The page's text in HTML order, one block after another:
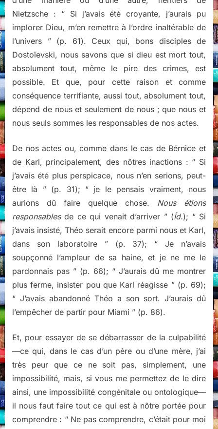
Nietzsche : “ Si j’avais été croyante, j’aurais pu
implorer Dieu, m’en remettre à l’ordre inaltérable de
l’univers ” (p. 61). Ceux qui, bons disciples de
Dostoïevski, nous savons que si dieu est mort tout,
absolument tout, même le pire des crimes, est
possible. Et que, pour cette raison et comme
conséquence terrifiante, aussi tout, absolument tout,
dépend de nous et seulement de nous ; que nous et
nous seuls sommes les responsables de nos actes.
De nos actes ou, comme dans le cas de Bérnice et
de Karl, principalement, des nôtres inactions : “ Si
j’avais été plus perspicace, nous n’en serions, peut-
être là ” (p. 31); “ je le pensais vraiment, nous
aurions dû faire quelque chose. Nous étions
responsablesde ce qui venait d’arriver ” (Íd.); “ Si
j’avais insisté, Théo serait encore parmi nous et Karl,
dans son laboratoire ” (p. 37); “ Je n’avais
soupçonné l’ampleur de sa haine, et je ne me le
pardonnais pas ” (p. 66); “ J’aurais dû me montrer
plus ferme, insister pou que Karl réagisse ” (p. 69);
“ J’avais abandonné Théo a son sort. J’aurais dû
l’empêcher de partir pour Miami ” (p. 86).
Et, pour essayer de se débarrasser de la culpabilité
—ce qui, dans le cas d’un père ou d’une mère, j’ai
très peur que ce ne soit pas, simplement, une
impossibilité, mais, si vous me permettez de le dire
ainsi, une impossibilité congénitale ou ontologique—
il nous faut faire tout ce qui est à nôtre portée pour
comprendre : “ Ne pas comprendre, c’était pour moi